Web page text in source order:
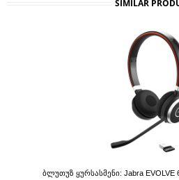
SIMILAR
Ბლუთუზ Ყურსასმენი: Jabra EVOLVE